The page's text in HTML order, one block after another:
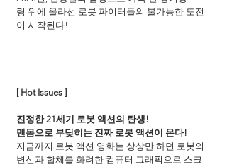
링 위에 올라선 로봇 파이터들의 불가능한 도전
이 시작된다!
[ Hot Issues ]
진정한 21세기 로봇 액션의 탄생!
맨몸으로 부딪히는 진짜 로봇 액션이 온다!
지금까지 로봇 액션 영화는 상상만 하던 로봇의
변신과 합체를 화려한 컴퓨터 그래픽으로 스크